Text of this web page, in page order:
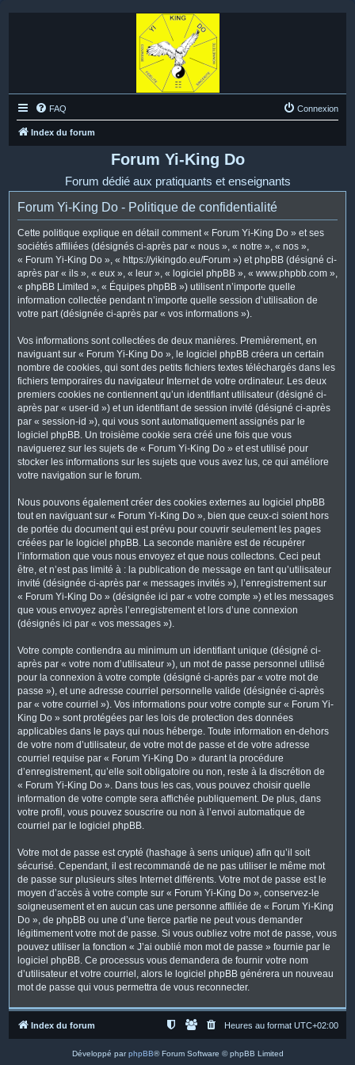
FAQ Connexion
Index du forum
Forum Yi-King Do
Forum dédié aux pratiquants et enseignants
Forum Yi-King Do - Politique de confidentialité
Cette politique explique en détail comment « Forum Yi-King Do » et ses
sociétés affiliées (désignés ci-après par « nous », « notre », « nos »,
« Forum Yi-King Do », « https://yikingdo.eu/Forum ») et phpBB (désigné ci-
après par « ils », « eux », « leur », « logiciel phpBB », « www.phpbb.com »,
« phpBB Limited », « Équipes phpBB ») utilisent n’importe quelle
information collectée pendant n’importe quelle session d’utilisation de
votre part (désignée ci-après par « vos informations »).
Vos informations sont collectées de deux manières. Premièrement, en
naviguant sur « Forum Yi-King Do », le logiciel phpBB créera un certain
nombre de cookies, qui sont des petits fichiers textes téléchargés dans les
fichiers temporaires du navigateur Internet de votre ordinateur. Les deux
premiers cookies ne contiennent qu’un identifiant utilisateur (désigné ci-
après par « user-id ») et un identifiant de session invité (désigné ci-après
par « session-id »), qui vous sont automatiquement assignés par le
logiciel phpBB. Un troisième cookie sera créé une fois que vous
naviguerez sur les sujets de « Forum Yi-King Do » et est utilisé pour
stocker les informations sur les sujets que vous avez lus, ce qui améliore
votre navigation sur le forum.
Nous pouvons également créer des cookies externes au logiciel phpBB
tout en naviguant sur « Forum Yi-King Do », bien que ceux-ci soient hors
de portée du document qui est prévu pour couvrir seulement les pages
créées par le logiciel phpBB. La seconde manière est de récupérer
l’information que vous nous envoyez et que nous collectons. Ceci peut
être, et n’est pas limité à : la publication de message en tant qu’utilisateur
invité (désignée ci-après par « messages invités »), l’enregistrement sur
« Forum Yi-King Do » (désignée ici par « votre compte ») et les messages
que vous envoyez après l’enregistrement et lors d’une connexion
(désignés ici par « vos messages »).
Votre compte contiendra au minimum un identifiant unique (désigné ci-
après par « votre nom d’utilisateur »), un mot de passe personnel utilisé
pour la connexion à votre compte (désigné ci-après par « votre mot de
passe »), et une adresse courriel personnelle valide (désignée ci-après
par « votre courriel »). Vos informations pour votre compte sur « Forum Yi-
King Do » sont protégées par les lois de protection des données
applicables dans le pays qui nous héberge. Toute information en-dehors
de votre nom d’utilisateur, de votre mot de passe et de votre adresse
courriel requise par « Forum Yi-King Do » durant la procédure
d’enregistrement, qu’elle soit obligatoire ou non, reste à la discrétion de
« Forum Yi-King Do ». Dans tous les cas, vous pouvez choisir quelle
information de votre compte sera affichée publiquement. De plus, dans
votre profil, vous pouvez souscrire ou non à l’envoi automatique de
courriel par le logiciel phpBB.
Votre mot de passe est crypté (hashage à sens unique) afin qu’il soit
sécurisé. Cependant, il est recommandé de ne pas utiliser le même mot
de passe sur plusieurs sites Internet différents. Votre mot de passe est le
moyen d’accès à votre compte sur « Forum Yi-King Do », conservez-le
soigneusement et en aucun cas une personne affiliée de « Forum Yi-King
Do », de phpBB ou une d’une tierce partie ne peut vous demander
légitimement votre mot de passe. Si vous oubliez votre mot de passe, vous
pouvez utiliser la fonction « J’ai oublié mon mot de passe » fournie par le
logiciel phpBB. Ce processus vous demandera de fournir votre nom
d’utilisateur et votre courriel, alors le logiciel phpBB générera un nouveau
mot de passe qui vous permettra de vous reconnecter.
Index du forum Heures au format UTC+02:00
Développé parphpBB® Forum Software © phpBB Limited